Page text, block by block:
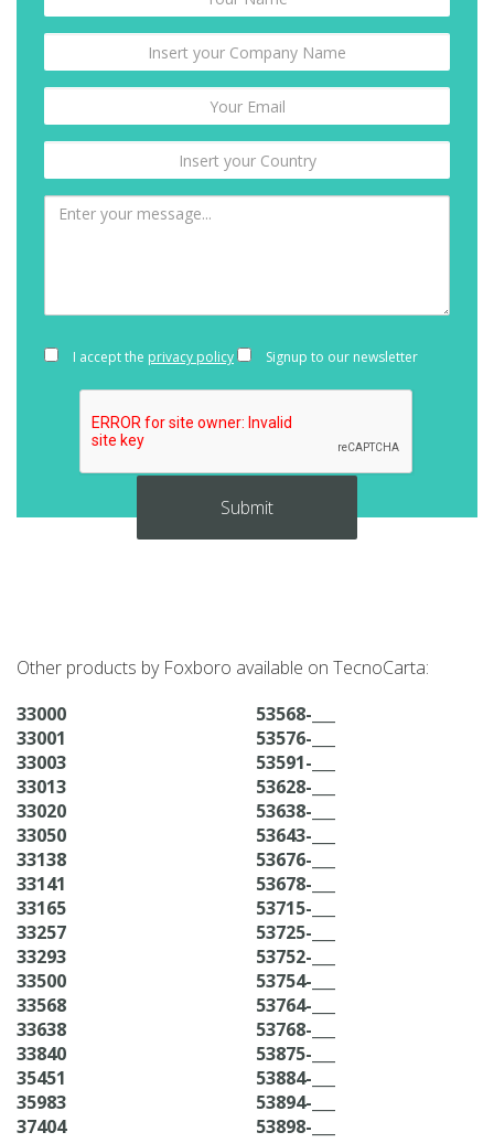
I accept the privacy policy Signup to our newsletter
Other products by Foxboro available on TecnoCarta:
33000
33001
33003
33013
33020
33050
33138
33141
33165
33257
33293
33500
33568
33638
33840
35451
35983
37404
53568-___
53576-___
53591-___
53628-___
53638-___
53643-___
53676-___
53678-___
53715-___
53725-___
53752-___
53754-___
53764-___
53768-___
53875-___
53884-___
53894-___
53898-___